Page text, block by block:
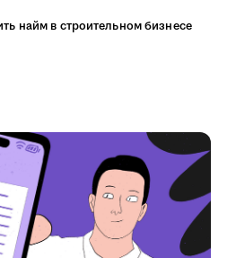
найм в строительном бизнесе